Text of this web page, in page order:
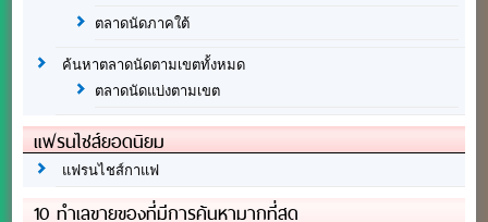
ตลาดนัดภาคใต้
ค้นหาตลาดนัดตามเขตทั้งหมด
ตลาดนัดแบ่งตามเขต
แฟรนไชส์ยอดนิยม
แฟรนไชส์กาแฟ
10 ทำเลขายของที่มีการค้นหามากที่สุด